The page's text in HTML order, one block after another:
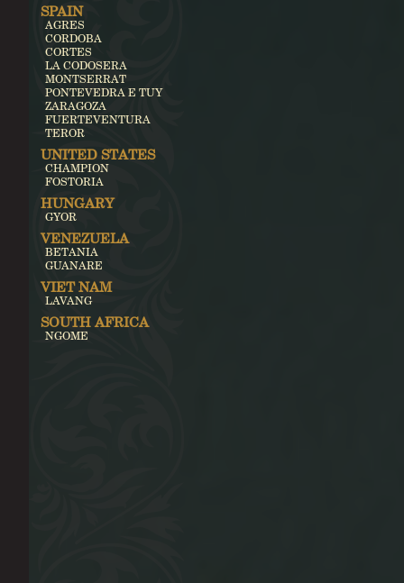
SPAIN
AGRES
CORDOBA
CORTES
LA CODOSERA
MONTSERRAT
PONTEVEDRA E TUY
ZARAGOZA
FUERTEVENTURA
TEROR
UNITED STATES
CHAMPION
FOSTORIA
HUNGARY
GYOR
VENEZUELA
BETANIA
GUANARE
VIET NAM
LAVANG
SOUTH AFRICA
NGOME